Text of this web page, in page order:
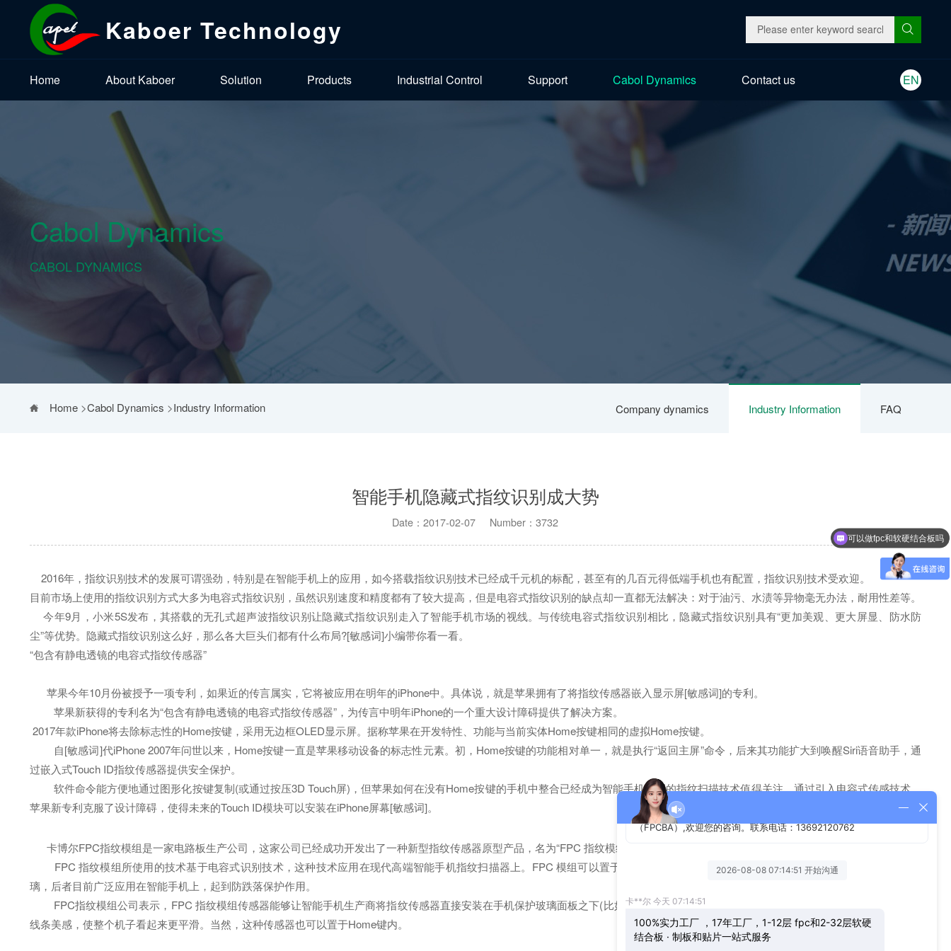
Kaboer Technology
Home About Kaboer Solution Products Industrial Control Support Cabol Dynamics Contact us EN
Cabol Dynamics
CABOL DYNAMICS
Company dynamics Industry Information FAQ
Home>Cabol Dynamics >Industry Information
智能手机隐藏式指纹识别成大势
Date：2017-02-07 Number：3732
2016年，指纹识别技术的发展可谓强劲，特别是在智能手机上的应用，如今搭载指纹识别技术已经成千元机的标配，甚至有的几百元得低端手机也有配置，指纹识别技术受欢迎。
目前市场上使用的指纹识别方式大多为电容式指纹识别，虽然识别速度和精度都有了较大提高，但是电容式指纹识别的缺点却一直都无法解决：对于油污、水渍等异物毫无办法，耐用性差等。
今年9月，小米5S发布，其搭载的无孔式超声波指纹识别让隐藏式指纹识别走入了智能手机市场的视线。与传统电容式指纹识别相比，隐藏式指纹识别具有“更加美观、更大屏显、防水防
尘”等优势。隐藏式指纹识别这么好，那么各大巨头们都有什么布局?[敏感词]小编带你看一看。
“包含有静电透镜的电容式指纹传感器”
苹果今年10月份被授予一项专利，如果近的传言属实，它将被应用在明年的iPhone中。具体说，就是苹果拥有了将指纹传感器嵌入显示屏[敏感词]的专利。
苹果新获得的专利名为“包含有静电透镜的电容式指纹传感器”，为传言中明年iPhone的一个重大设计障碍提供了解决方案。
2017年款iPhone将去除标志性的Home按键，采用无边框OLED显示屏。据称苹果在开发特性、功能与当前实体Home按键相同的虚拟Home按键。
自[敏感词]代iPhone 2007年问世以来，Home按键一直是苹果移动设备的标志性元素。初，Home按键的功能相对单一，就是执行“返回主屏”命令，后来其功能扩大到唤醒Siri语音助手，通
过嵌入式Touch ID指纹传感器提供安全保护。
软件命令能方便地通过图形化按键复制(或通过按压3D Touch屏)，但苹果如何在没有Home按键的手机中整合已经成为智能手机标配的指纹扫描技术值得关注。通过引入电容式传感技术，
苹果新专利克服了设计障碍，使得未来的Touch ID模块可以安装在iPhone屏幕[敏感词]。
卡博尔FPC指纹模组是一家电路板生产公司，这家公司已经成功开发出了一种新型指纹传感器原型产品，名为“FPC 指纹模组” ，它能够置于手机保护玻璃下方。
FPC 指纹模组所使用的技术基于电容式识别技术，这种技术应用在现代高端智能手机指纹扫描器上。FPC 模组可以置于厚度为300 微米玻璃之下。此外，这种传感器还能够兼容钢化玻
璃，后者目前广泛应用在智能手机上，起到防跌落保护作用。
FPC指纹模组公司表示，FPC 指纹模组传感器能够让智能手机生产商将指纹传感器直接安装在手机保护玻璃面板之下(比如显示屏[敏感词]的非活跃区域)，这种设计可以提升智能手机外观
线条美感，使整个机子看起来更平滑。当然，这种传感器也可以置于Home键内。
可以做fpc和软硬结合板吗